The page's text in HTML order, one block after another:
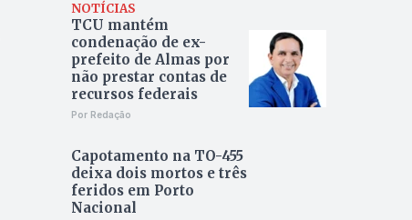
NOTÍCIAS
TCU mantém
condenação de ex-
prefeito de Almas por
não prestar contas de
recursos federais
Por Redação
Capotamento na TO-455
deixa dois mortos e três
feridos em Porto
Nacional